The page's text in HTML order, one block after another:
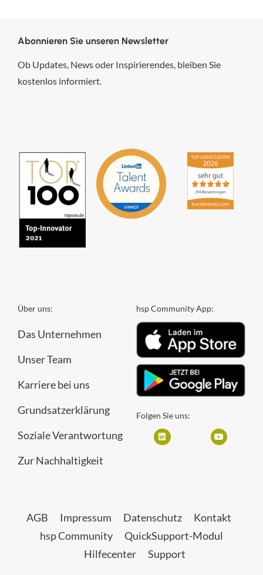
Abonnieren Sie unseren Newsletter
Ob Updates, News oder Inspirierendes, bleiben Sie
kostenlos informiert.
Über uns:
Das Unternehmen
Unser Team
Karriere bei uns
Grundsatzerklärung
Soziale Verantwortung
Zur Nachhaltigkeit
hsp Community App:
Folgen Sie uns:
AGB Impressum Datenschutz
Kontakt
hsp Community
QuickSupport-Modul
Hilfecenter
Support